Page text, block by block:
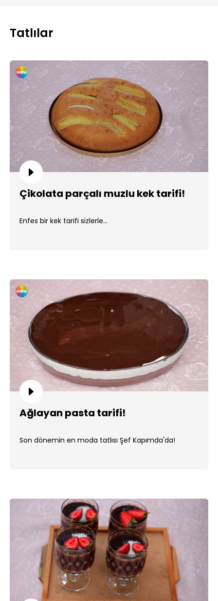
Tatlılar
Çikolata parçalı muzlu kek tarifi!
Enfes bir kek tarifi sizlerle...
Ağlayan pasta tarifi!
Son dönemin en moda tatlısı Şef Kapımda'da!